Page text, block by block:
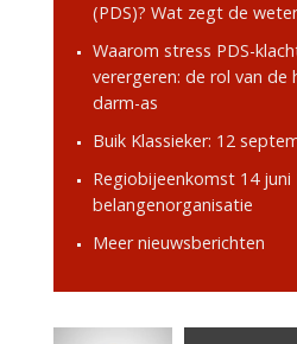
(PDS)? Wat zegt de
Waarom stress PDS-
verergeren: de rol van de
darm-as
Buik Klassieker: 12
Regiobijeenkomst 14 juni
belangenorganisatie
Meer nieuwsberichten